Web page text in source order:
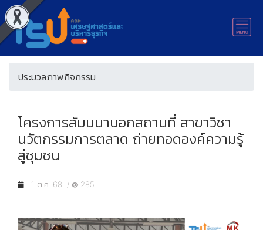
ประมวลภาพกิจกรรม
โครงการสัมมนานอกสถานที่ สาขาวิชา
นวัตกรรมการตลาด ถ่ายทอดองค์ความรู้
สู่ชุมชน
1 ต.ค. 68 / 285